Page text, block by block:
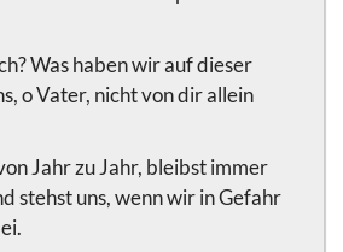
Was haben wir auf dieser
o Vater, nicht von dir allein
Jahr zu Jahr, bleibst immer
stehst uns, wenn wir in Gefahr